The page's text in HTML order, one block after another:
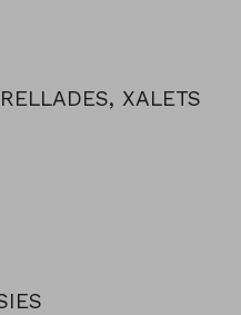
XALETS